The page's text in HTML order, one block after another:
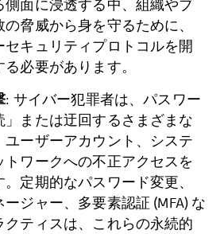
側面に浸透する中、組織やブ
脅威から身を守るために、
キュリティプロトコルを開
必要があります。
: サイバー犯罪者は、パスワー
」または迂回するさまざまな
ーザーアカウント、システ
トワークへの不正アクセスを
定期的なパスワード変更、
ジャー、多要素認証 (MFA) な
クティスは、これらの永続的